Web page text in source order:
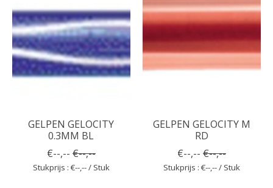
GELPEN GELOCITY
0.3MM BL
€--,-- €--,--
Stukprijs : €--,-- / Stuk
GELPEN GELOCITY M
RD
€--,-- €--,--
Stukprijs : €--,-- / Stuk